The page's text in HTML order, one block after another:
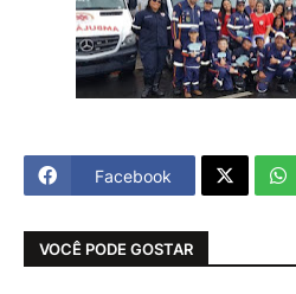
Facebook
VOCÊ PODE GOSTAR